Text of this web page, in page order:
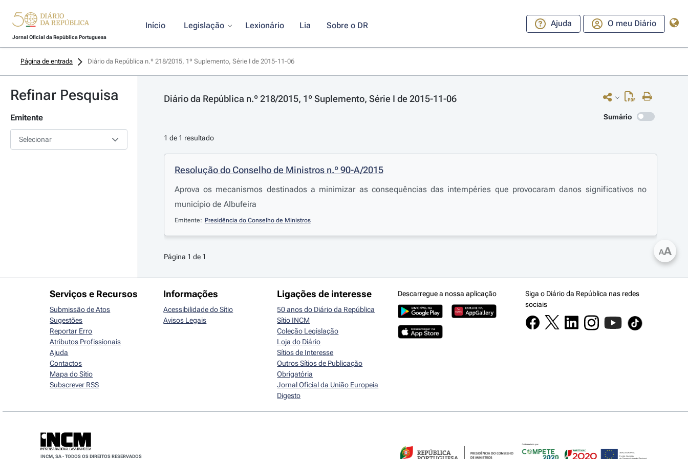
Jornal Oficial da República Portuguesa
Início Legislação Lexionário Lia Sobre o DR Ajuda O meu Diário
Página de entrada Diário da República n.º 218/2015, 1º Suplemento, Série I de 2015-11-06
Refinar Pesquisa
Emitente
Selecionar
Diário da República n.º 218/2015, 1º Suplemento, Série I de 2015-11-06
Sumário
1 de 1 resultado
Resolução do Conselho de Ministros n.º 90-A/2015
Aprova os mecanismos destinados a minimizar as consequências das intempéries que provocaram danos significativos no
município de Albufeira
Emitente: Presidência do Conselho de Ministros
Página 1 de 1 AA
Serviços e Recursos
Submissão de Atos
Sugestões
Reportar Erro
Atributos Profissionais
Ajuda
Contactos
Mapa do Sítio
Subscrever RSS
Informações
Acessibilidade do Sítio
Avisos Legais
Ligações de interesse
50 anos do Diário da República
Sítio INCM
Coleção Legislação
Loja do Diário
Sítios de Interesse
Outros Sítios de Publicação
Obrigatória
Jornal Oficial da União Europeia
Digesto
Descarregue a nossa aplicação
Siga o Diário da República nas redes
sociais
INCM, SA - TODOS OS DIREITOS RESERVADOS